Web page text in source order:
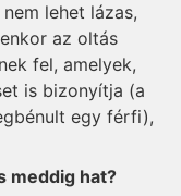
lehet lázas,
az oltás
fel, amelyek,
is bizonyítja (a
egy férfi),
meddig hat?